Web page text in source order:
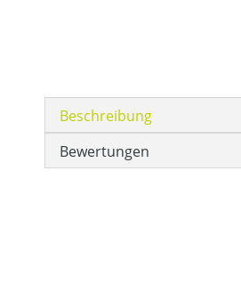
Beschreibung
Bewertungen